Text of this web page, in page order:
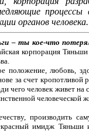
органов человека.
– ты кое-что
корпорация
положение, любовь,
за счет
человек живет на
производить
имидж Тяньши